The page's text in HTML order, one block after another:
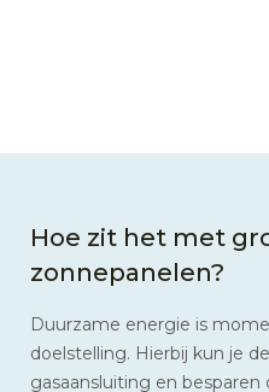
Hoe zit het met
zonnepanelen?
Duurzame energie is
doelstelling. Hierbij kun je
gasaansluiting en